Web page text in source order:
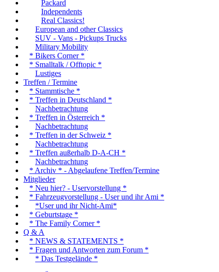
Packard
Independents
Real Classics!
European and other Classics
SUV - Vans - Pickups Trucks
Military Mobility
* Bikers Corner *
* Smalltalk / Offtopic *
Lustiges
Treffen / Termine
* Stammtische *
* Treffen in Deutschland *
Nachbetrachtung
* Treffen in Österreich *
Nachbetrachtung
* Treffen in der Schweiz *
Nachbetrachtung
* Treffen außerhalb D-A-CH *
Nachbetrachtung
* Archiv * - Abgelaufene Treffen/Termine
Mitglieder
* Neu hier? - Uservorstellung *
* Fahrzeugvorstellung - User und ihr Ami *
*User und ihr Nicht-Ami*
* Geburtstage *
* The Family Corner *
Q & A
* NEWS & STATEMENTS *
* Fragen und Antworten zum Forum *
* Das Testgelände *